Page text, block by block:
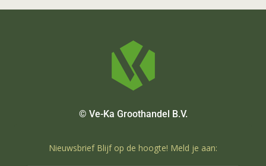
© Ve-Ka Groothandel B.V.
Nieuwsbrief Blijf op de hoogte! Meld je aan: